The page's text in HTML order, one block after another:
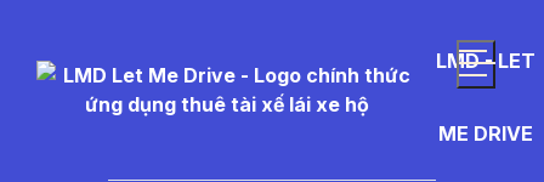
LMD - LET
ME DRIVE